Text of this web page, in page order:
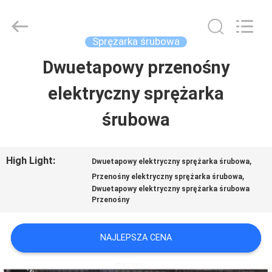
WYCIECZKA
Chic
Sprężarka śrubowa
Dwuetapowy przenośny
elektryczny sprężarka
śrubowa
High Light: Dwuetapowy elektryczny sprężarka śrubowa,
Przenośny elektryczny sprężarka śrubowa,
Dwuetapowy elektryczny sprężarka śrubowa
Przenośny
NAJLEPSZA CENA